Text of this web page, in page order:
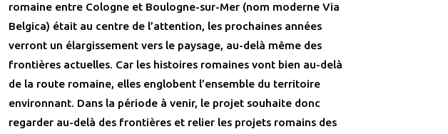
romaine entre Cologne et Boulogne-sur-Mer (nom moderne Via
Belgica) était au centre de l’attention, les prochaines années
verront un élargissement vers le paysage, au-delà même des
frontières actuelles. Car les histoires romaines vont bien au-delà
de la route romaine, elles englobent l’ensemble du territoire
environnant. Dans la période à venir, le projet souhaite donc
regarder au-delà des frontières et relier les projets romains des